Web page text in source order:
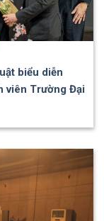
biểu diễn
viên Trường Đại